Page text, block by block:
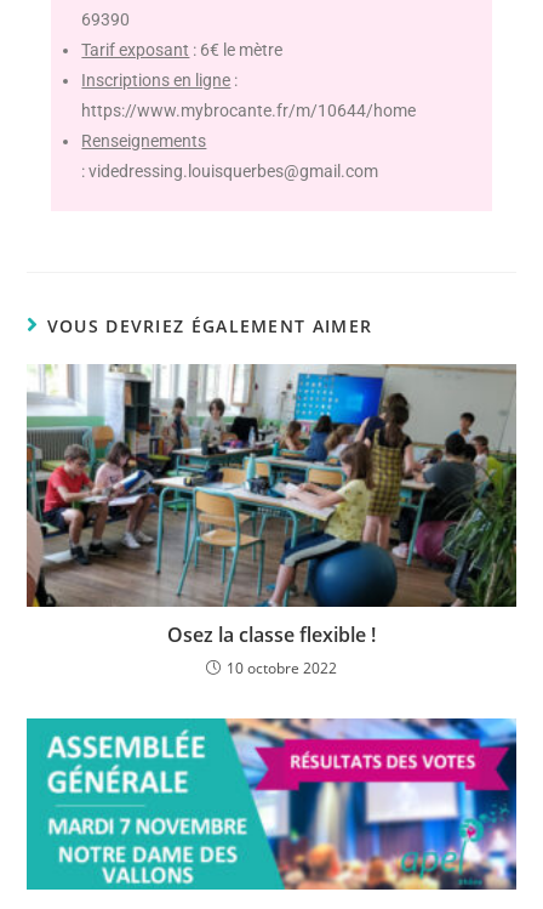
69390
Tarif exposant : 6€ le mètre
Inscriptions en ligne :
https://www.mybrocante.fr/m/10644/home
Renseignements
: videdressing.louisquerbes@gmail.com
VOUS DEVRIEZ ÉGALEMENT AIMER
Osez la classe flexible !
10 octobre 2022